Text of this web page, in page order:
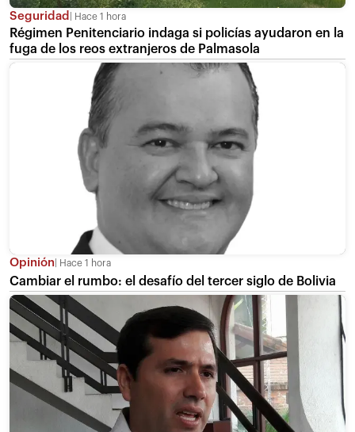
Seguridad Hace 1 hora
Régimen Penitenciario indaga si policías ayudaron en la
fuga de los reos extranjeros de Palmasola
Opinión Hace 1 hora
Cambiar el rumbo: el desafío del tercer siglo de Bolivia